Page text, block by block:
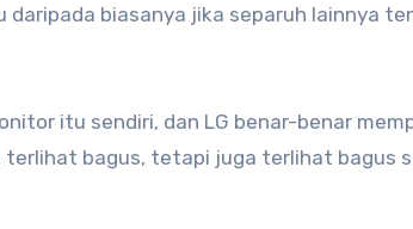
biasanya jika separuh lainnya
itu sendiri, dan LG benar-benar
terlihat bagus, tetapi juga terlihat bagus